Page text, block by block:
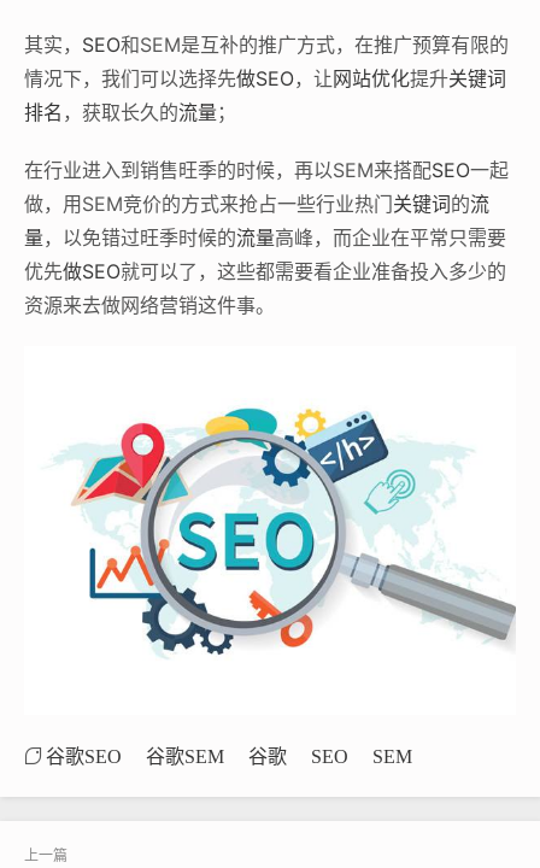
其实， SEO和SEM是互补的推广方式，在推广预算有限的
情况下，我们可以选择先做SEO，让网站优化提升关键词
排名 ，获取长久的流量 ；
在行业进入到销售旺季的时候，再以SEM来搭配SEO一起
做，用SEM竞价的方式来抢占一些行业热门关键词的流
量，以免错过旺季时候的流量高峰，而企业在平常只需要
优先做SEO就可以了，这些都需要看企业准备投入多少的
资源来去做网络营销这件事。
谷歌SEO 谷歌SEM 谷歌 SEO SEM